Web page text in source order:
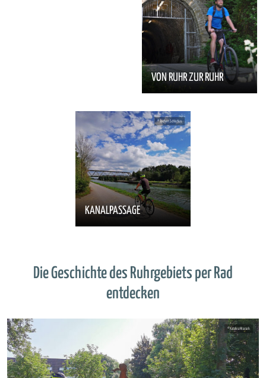
VON RUHR ZUR RUHR
KANALPASSAGE
Die Geschichte des Ruhrgebiets per Rad
entdecken